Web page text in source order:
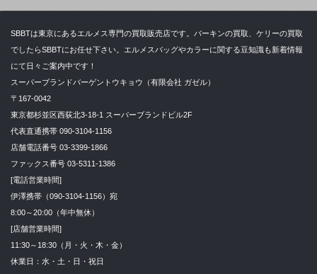
SBBTは東京にあるエルメス専門の買取販売店です。バーキンの買取、ケリーの買取
でしたらSBBTにお任せ下さい。エルメスバッグやカラーに関する豆知識も新着情報
にて日々ご案内中です！
スーパーブランドバーゲントウキョウ（有限会社 ガゼル）
〒167-0042
東京都杉並区西荻北3-18-1 スーパーブランドビル2F
代表直通携帯 090-3104-1156
店舗電話番号 03-3399-1866
ファックス番号 03-5311-1386
[電話営業時間]
伊澤携帯（090-3104-1156）宛
8:00～20:00（年中無休）
[店舗営業時間]
11:30～18:30（月・火・木・金）
休業日：水・土・日・祝日